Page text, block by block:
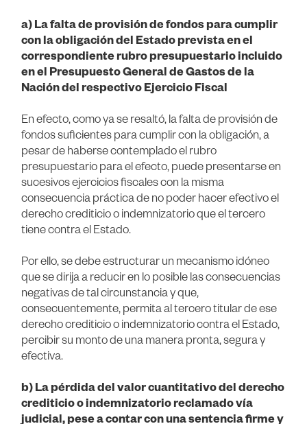
a) La falta de provisión de fondos para cumplir
con la obligación del Estado prevista en el
correspondiente rubro presupuestario incluido
en el Presupuesto General de Gastos de la
Nación del respectivo Ejercicio Fiscal
En efecto, como ya se resaltó, la falta de provisión de
fondos suficientes para cumplir con la obligación, a
pesar de haberse contemplado el rubro
presupuestario para el efecto, puede presentarse en
sucesivos ejercicios fiscales con la misma
consecuencia práctica de no poder hacer efectivo el
derecho crediticio o indemnizatorio que el tercero
tiene contra el Estado.
Por ello, se debe estructurar un mecanismo idóneo
que se dirija a reducir en lo posible las consecuencias
negativas de tal circunstancia y que,
consecuentemente, permita al tercero titular de ese
derecho crediticio o indemnizatorio contra el Estado,
percibir su monto de una manera pronta, segura y
efectiva.
b) La pérdida del valor cuantitativo del derecho
crediticio o indemnizatorio reclamado vía
judicial, pese a contar con una sentencia firme y